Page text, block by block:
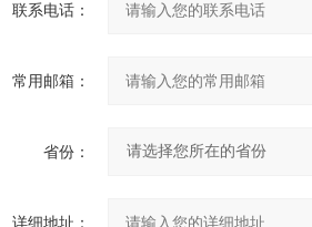
联系电话：
常用邮箱：
省份：
详细地址：